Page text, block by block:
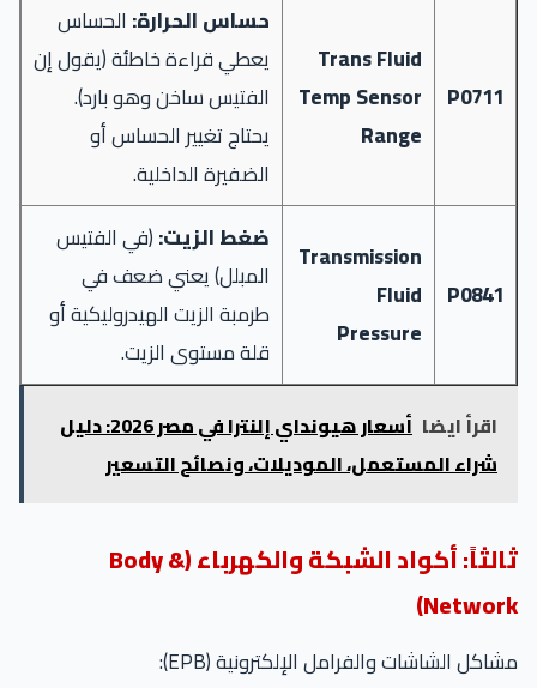
P0711
Trans Fluid
Temp Sensor
Range
حساس الحرارة: الحساس
يعطي قراءة خاطئة (يقول إن
الفتيس ساخن وهو بارد).
يحتاج تغيير الحساس أو
الضفيرة الداخلية.
P0841
Transmission
Fluid
Pressure
ضغط الزيت:(في الفتيس
المبلل) يعني ضعف في
طرمبة الزيت الهيدروليكية أو
قلة مستوى الزيت.
اقرأ ايضا
أسعار هيونداي إلنترا في مصر 2026: دليل
شراء المستعمل، الموديلات، ونصائح التسعير
ثالثاً: أكواد الشبكة والكهرباء (Body &
Network)
مشاكل الشاشات والفرامل الإلكترونية (EPB):